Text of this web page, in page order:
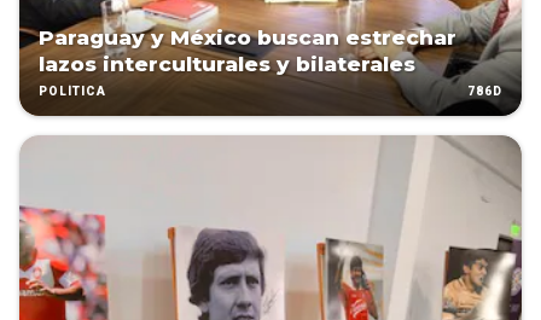
Paraguay y México buscan estrechar
lazos interculturales y bilaterales
POLÍTICA 786D